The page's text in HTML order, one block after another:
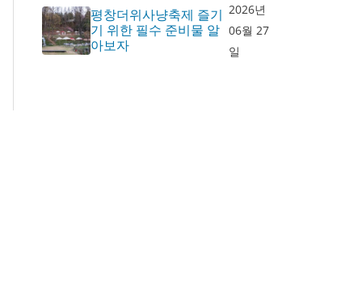
평창더위사냥축제 즐기
기 위한 필수 준비물 알
아보자
2026년
06월 27
일